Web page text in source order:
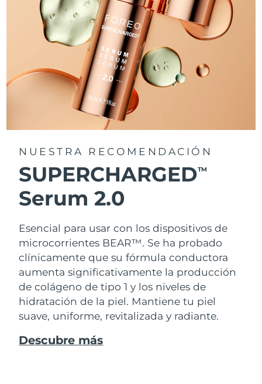
NUESTRA RECOMENDACIÓN
SUPERCHARGEDTM
Serum 2.0
Esencial para usar con los dispositivos de
microcorrientes BEAR™. Se ha probado
clínicamente que su fórmula conductora
aumenta significativamente la producción
de colágeno de tipo 1 y los niveles de
hidratación de la piel. Mantiene tu piel
suave, uniforme, revitalizada y radiante.
Descubre más